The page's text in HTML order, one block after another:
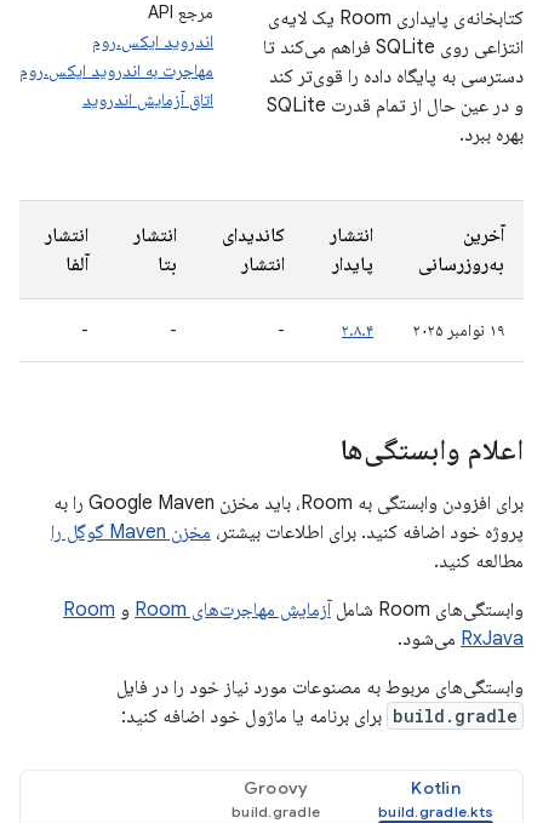
مرجع API
اندروید ایکس.روم
مهاجرت به اندروید ایکس.روم
اتاق آزمایش اندروید
کتابخانه‌ی پایداری Room یک لایه‌ی
انتزاعی روی SQLite فراهم می‌کند تا
دسترسی به پایگاه داده را قوی‌تر کند
و در عین حال از تمام قدرت SQLite
بهره ببرد.
آخرین
به‌روزرسانی
انتشار
پایدار
کاندیدای
انتشار
انتشار
بتا
انتشار
آلفا
۱۹ نوامبر ۲۰۲۵ ۲.۸.۴ -
-
-
اعلام وابستگی‌ها
برای افزودن وابستگی به Room، باید مخزن Google Maven را به
پروژه خود اضافه کنید. برای اطلاعات بیشتر، مخزن Maven گوگل را
مطالعه کنید.
وابستگی‌های Room شامل
آزمایش مهاجرت‌های Room و Room
RxJava می‌شود.
وابستگی‌های مربوط به مصنوعات مورد نیاز خود را در فایل
build.gradle برای برنامه یا ماژول خود اضافه کنید:
Kotlin
Groovy